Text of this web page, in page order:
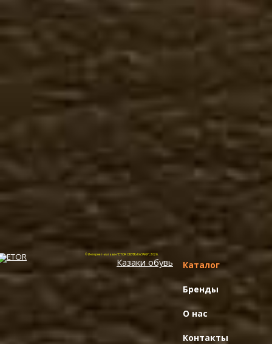
© Интернет-магазин "ETOR ОБУВЬ КАЗАКИ", 2026.
Казаки обувь Каталог
Бренды
О нас
Контакты